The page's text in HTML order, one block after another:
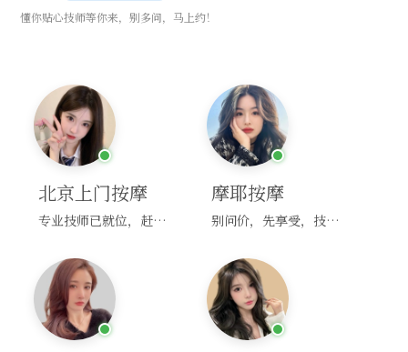
懂你贴心技师等你来，别多问，马上约！
北京上门按摩
专业技师已就位，赶紧下单！
摩耶按摩
别问价，先享受，技师马上到！